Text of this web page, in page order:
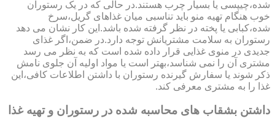
شده،چیپسی یا بسیار چرب هستند.در حالی که در یک رستوران
خوب هنگام تهیه منو باید تناسبی میان غذاهای گریل،سرخ
شده،کبابی یا پخته در نظر گرفته شده باشد.این کار نشان می دهد
رستوران به سلامت مشتریانش توجه دارد.در ضمن،اگر غذای
جدیدی در منوی غذایی قرار داده شده است که به نظر می رسد
مشتری آن را نمی شناسد،بهتر است یا مواد اولیه آن جلوی نامش
ذکر شوند یا سفارش گیرنده رستوران با داشتن اطلاعات کافی،این
غذا را به مشتری معرفی کند.
داشتن بشقاب های محاسبه شده در رستوران و تهیه غذا